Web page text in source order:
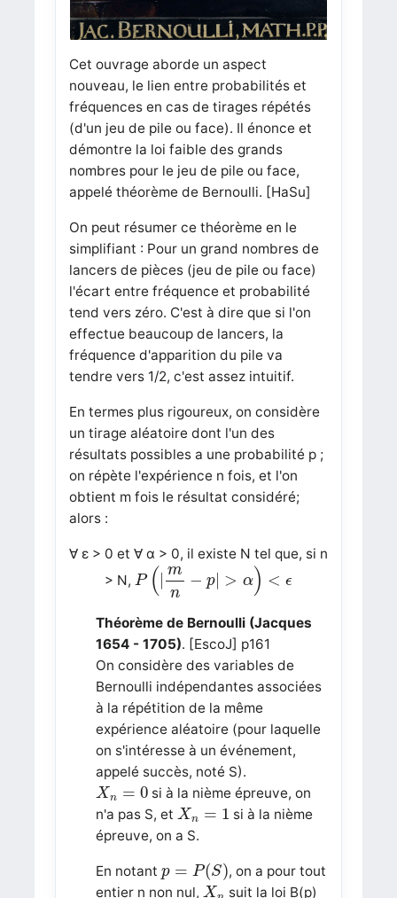
Cet ouvrage aborde un aspect
nouveau, le lien entre probabilités et
fréquences en cas de tirages répétés
(d'un jeu de pile ou face). Il énonce et
démontre la loi faible des grands
nombres pour le jeu de pile ou face,
appelé théorème de Bernoulli. [HaSu]
On peut résumer ce théorème en le
simplifiant : Pour un grand nombres de
lancers de pièces (jeu de pile ou face)
l'écart entre fréquence et probabilité
tend vers zéro. C'est à dire que si l'on
effectue beaucoup de lancers, la
fréquence d'apparition du pile va
tendre vers 1/2, c'est assez intuitif.
En termes plus rigoureux, on considère
un tirage aléatoire dont l'un des
résultats possibles a une probabilité p ;
on répète l'expérience n fois, et l'on
obtient m fois le résultat considéré;
alors :
∀ ε > 0 et ∀ α > 0, il existe N tel que, si n
> N, P (
m
n
− p > α) < ϵ
P (|mn−p|>α)< ϵ
Théorème de Bernoulli (Jacques
1654 - 1705). [EscoJ] p161
On considère des variables de
Bernoulli indépendantes associées
à la répétition de la même
expérience aléatoire (pour laquelle
on s'intéresse à un événement,
appelé succès, noté S).
Xn = 0
Xn
si à la nième épreuve, on
n'a pas S, et Xn = 1
Xn
si à la nième
épreuve, on a S.
En notant p = P(S)
(S)
, on a pour tout
entier n non nul, X
Xn suit la loi B(p)